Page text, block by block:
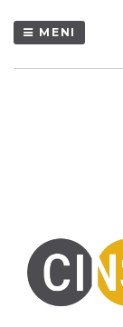
MENI